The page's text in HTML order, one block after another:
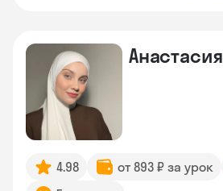
Анастасия
4.98 от 893 ₽ за урок